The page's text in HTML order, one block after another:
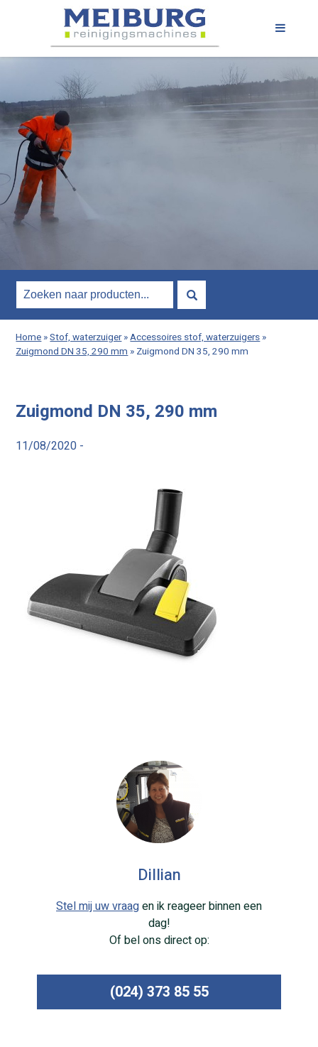
Home»Stof, waterzuiger»Accessoires stof, waterzuigers»
Zuigmond DN 35, 290 mm» Zuigmond DN 35, 290 mm
Zuigmond DN 35, 290 mm
11/08/2020 -
Dillian
Stel mij uw vraagen ik reageer binnen een
dag!
Of bel ons direct op:
(024) 373 85 55